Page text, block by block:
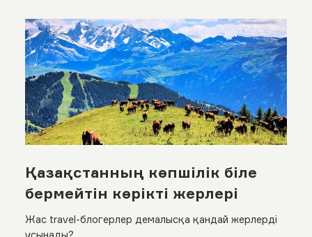
Қазақстанның көпшілік біле
бермейтін көрікті жерлері
Жас travel-блогерлер демалысқа қандай жерлерді
ұсынады?